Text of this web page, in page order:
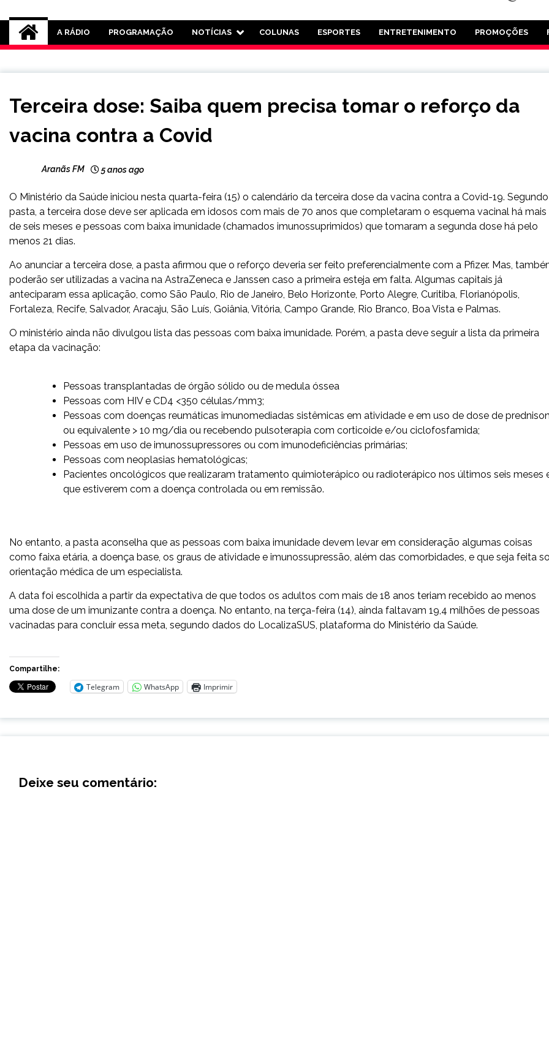
Rádio Aranãs 105.3
A RÁDIO PROGRAMAÇÃO NOTÍCIAS COLUNAS ESPORTES ENTRETENIMENTO PROMOÇÕES
NOTÍCIAS
Terceira dose: Saiba quem precisa tomar o reforço da
vacina contra a Covid
Aranãs FM 5 anos ago
O Ministério da Saúde iniciou nesta quarta-feira (15) o calendário da terceira dose da vacina contra a Covid-19.
pasta, a terceira dose deve ser aplicada em idosos com mais de 70 anos que completaram o esquema vacinal há mais
de seis meses e pessoas com baixa imunidade (chamados imunossuprimidos) que tomaram a segunda dose há pelo
menos 21 dias.
Ao anunciar a terceira dose, a pasta afirmou que o reforço deveria ser feito preferencialmente com a Pfizer. Mas,
poderão ser utilizadas a vacina na AstraZeneca e Janssen caso a primeira esteja em falta. Algumas capitais já
anteciparam essa aplicação, como São Paulo, Rio de Janeiro, Belo Horizonte, Porto Alegre, Curitiba, Florianópolis,
Fortaleza, Recife, Salvador, Aracaju, São Luís, Goiânia, Vitória, Campo Grande, Rio Branco, Boa Vista e Palmas.
O ministério ainda não divulgou lista das pessoas com baixa imunidade. Porém, a pasta deve seguir a lista da primeira
etapa da vacinação:
Pessoas transplantadas de órgão sólido ou de medula óssea
Pessoas com HIV e CD4 <350 células/mm3;
Pessoas com doenças reumáticas imunomediadas sistêmicas em atividade e em uso de dose de
ou equivalente > 10 mg/dia ou recebendo pulsoterapia com corticoide e/ou ciclofosfamida;
Pessoas em uso de imunossupressores ou com imunodeficiências primárias;
Pessoas com neoplasias hematológicas;
Pacientes oncológicos que realizaram tratamento quimioterápico ou radioterápico nos últimos seis meses
que estiverem com a doença controlada ou em remissão.
No entanto, a pasta aconselha que as pessoas com baixa imunidade devem levar em consideração algumas coisas
como faixa etária, a doença base, os graus de atividade e imunossupressão, além das comorbidades, e que seja feita
orientação médica de um especialista.
A data foi escolhida a partir da expectativa de que todos os adultos com mais de 18 anos teriam recebido ao menos
uma dose de um imunizante contra a doença. No entanto, na terça-feira (14), ainda faltavam 19,4 milhões de pessoas
vacinadas para concluir essa meta, segundo dados do LocalizaSUS, plataforma do Ministério da Saúde.
Compartilhe:
Telegram WhatsApp Imprimir
Deixe seu comentário: